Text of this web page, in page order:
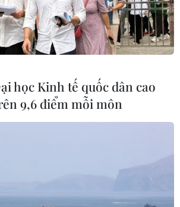
cả nước ghi nhận 26.032 ca mắc mới
Hà Nội vẫn nhiều nhất với 2.887 ca,
Hải Phòng 1.366 ca; trung bình số ca
18.077 ca/ngày.
học Kinh tế quốc dân cao
9,6 điểm mỗi môn